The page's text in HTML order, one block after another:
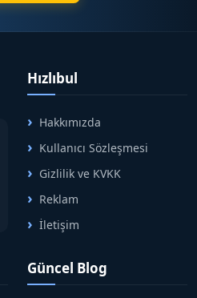
Hızlıbul
Hakkımızda
Kullanıcı Sözleşmesi
Gizlilik ve KVKK
Reklam
İletişim
Güncel Blog